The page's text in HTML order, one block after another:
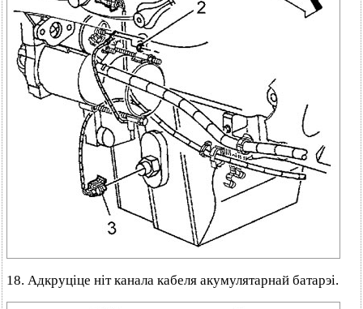
18. Адкруціце ніт канала кабеля акумулятарнай батарэі.